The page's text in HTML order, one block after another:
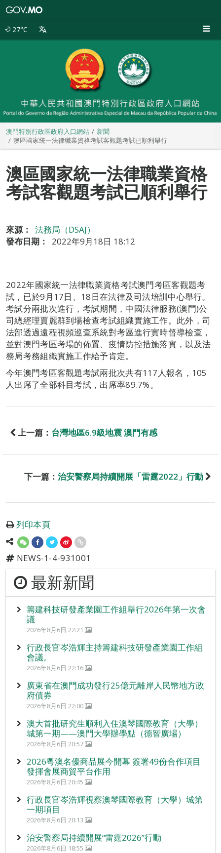
27°C
澳門特別行政區政府入口網站
新聞
澳區國家統一法律職業資格考試客觀題考試已順利舉行
澳區國家統一法律職業資格
考試客觀題考試已順利舉行
來源：
法務局（DSAJ）
發布日期：
2022年9月18日 18:12
2022年國家統一法律職業資格考試澳門考區客觀題考
試，已於9月17日、18日在法律及司法培訓中心舉行。
考試分兩批次進行，考試期間，中國法律服務(澳門)公
司總經理賈麗群到場檢查考試組織實施工作。此外，司
法部透過遠程視頻巡查系統對考區進行實時督導檢查，
並對澳門考區考場的佈置、疫情防控措施落實，以及法
務局考務組織實施工作給予肯定。
今年澳門考區客觀題考試兩批次共有117人報名，105
人出席了全部科目考試，出席率89.7%。
上一篇： 台灣地區6.9級地震 澳門有感
下一篇： 治安警察局持續開展「雷霆2022」行動
列印本頁
NEWS-1-4-931001
最新新聞
籌建科技研發產業園工作組舉行2026年第一次會
議
2026年8月6日 22:21
行政長官岑浩輝主持籌建科技研發產業園工作組
會議。
2026年8月6日 22:16
廣東省在澳門成功發行25億元離岸人民幣地方政
府債券
2026年8月6日 22:00
澳大首批研究生順利入住澳琴國際教育（大學）
城第一期——澳門大學辦學點（德智廣場）
2026年8月6日 20:57
2026粵澳名優商品展今開幕 簽署49份合作項目
發揮會展商貿平台作用
2026年8月6日 20:45
行政長官岑浩輝視察澳琴國際教育（大學）城第
一期項目
2026年8月6日 20:13
治安警察局持續開展“雷霆2026”行動
2026年8月6日 18:55